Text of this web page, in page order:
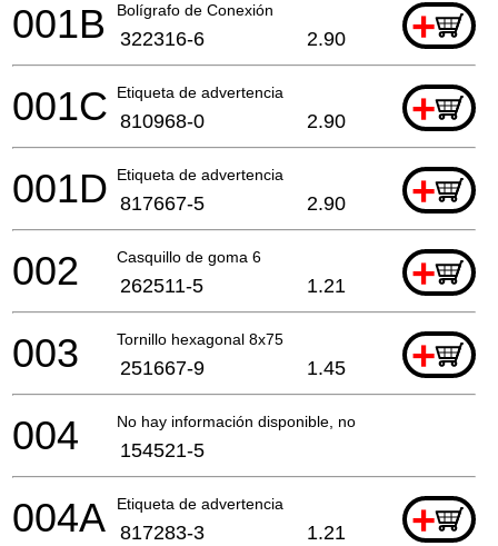
Bolígrafo de Conexión +
001B 322316-6 2.90
Etiqueta de advertencia +
001C 810968-0 2.90
Etiqueta de advertencia +
001D 817667-5 2.90
Casquillo de goma 6 +
002 262511-5 1.21
Tornillo hexagonal 8x75 +
003 251667-9 1.45
No hay información disponible, no se puede pedir
004 154521-5
Etiqueta de advertencia +
004A 817283-3 1.21